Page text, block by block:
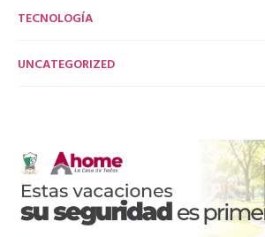
TECNOLOGÍA
UNCATEGORIZED